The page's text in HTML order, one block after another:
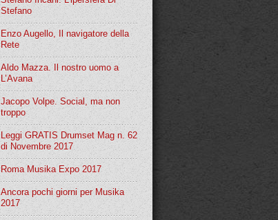
Stefano
Enzo Augello, Il navigatore della
Rete
Aldo Mazza. Il nostro uomo a
L’Avana
Jacopo Volpe. Social, ma non
troppo
Leggi GRATIS Drumset Mag n. 62
di Novembre 2017
Roma Musika Expo 2017
Ancora pochi giorni per Musika
2017